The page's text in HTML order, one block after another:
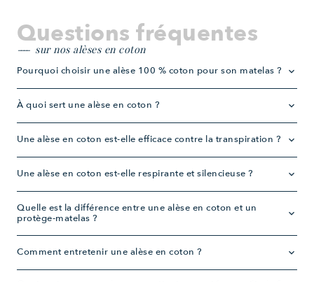
Questions fréquentes
sur nos alèses en coton
Pourquoi choisir une alèse 100 % coton pour son matelas ? keyboard_arrow_down
À quoi sert une alèse en coton ? keyboard_arrow_down
Une alèse en coton est-elle efficace contre la transpiration ? keyboard_arrow_down
Une alèse en coton est-elle respirante et silencieuse ? keyboard_arrow_down
Quelle est la différence entre une alèse en coton et un
protège-matelas ?
keyboard_arrow_down
Comment entretenir une alèse en coton ? keyboard_arrow_down